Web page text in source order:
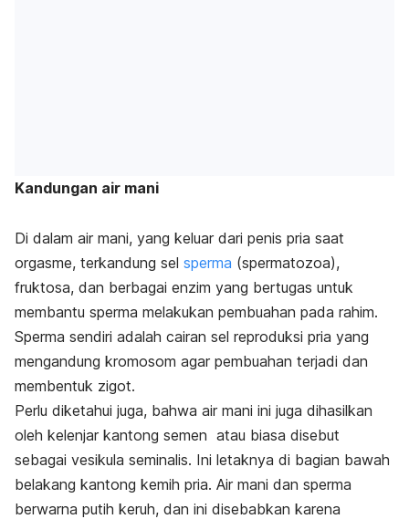
Kandungan air mani
Di dalam air mani, yang keluar dari penis pria saat
orgasme, terkandung sel sperma (spermatozoa),
fruktosa, dan berbagai enzim yang bertugas untuk
membantu sperma melakukan pembuahan pada rahim.
Sperma sendiri adalah cairan sel reproduksi pria yang
mengandung kromosom agar pembuahan terjadi dan
membentuk zigot.
Perlu diketahui juga, bahwa air mani ini juga dihasilkan
oleh kelenjar kantong semen atau biasa disebut
sebagai vesikula seminalis. Ini letaknya di bagian bawah
belakang kantong kemih pria. Air mani dan sperma
berwarna putih keruh, dan ini disebabkan karena